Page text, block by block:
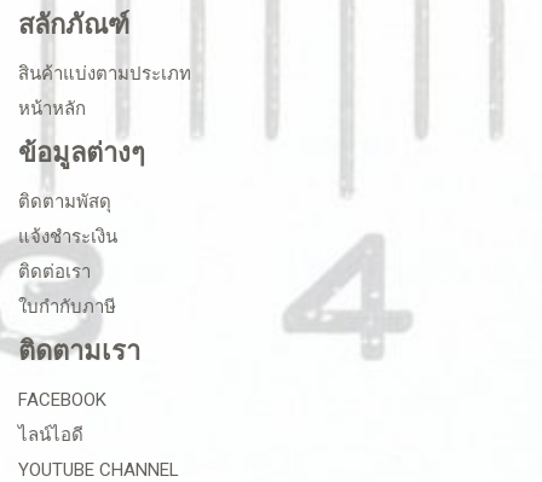
สลักภัณฑ์
สินค้าแบ่งตามประเภท
หน้าหลัก
ข้อมูลต่างๆ
ติดตามพัสดุ
แจ้งชำระเงิน
ติดต่อเรา
ใบกำกับภาษี
ติดตามเรา
FACEBOOK
ไลน์ไอดี
YOUTUBE CHANNEL